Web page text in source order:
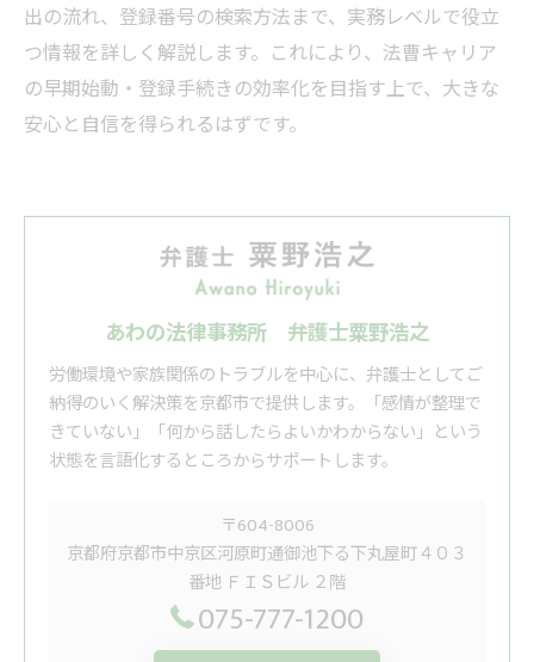
出の流れ、登録番号の検索方法まで、実務レベルで役立
つ情報を詳しく解説します。これにより、法曹キャリア
の早期始動・登録手続きの効率化を目指す上で、大きな
安心と自信を得られるはずです。
あわの法律事務所 弁護士粟野浩之
労働環境や家族関係のトラブルを中心に、弁護士としてご
納得のいく解決策を京都市で提供します。「感情が整理で
きていない」「何から話したらよいかわからない」という
状態を言語化するところからサポートします。
〒604-8006
京都府京都市中京区河原町通御池下る下丸屋町４０３
番地 ＦＩＳビル ２階
075-777-1200